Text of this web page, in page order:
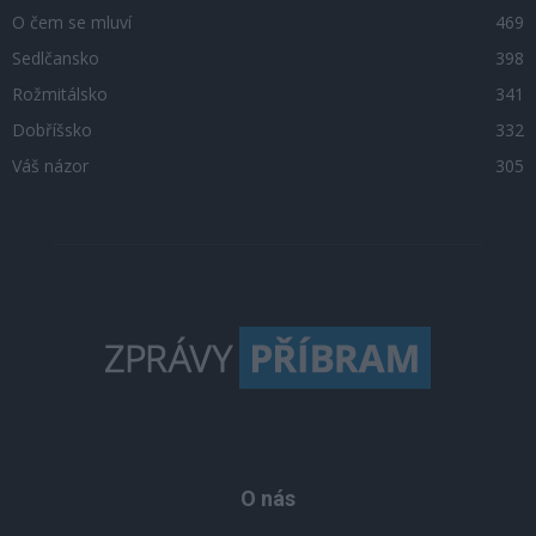
O čem se mluví
469
Sedlčansko
398
Rožmitálsko
341
Dobříšsko
332
Váš názor
305
O nás